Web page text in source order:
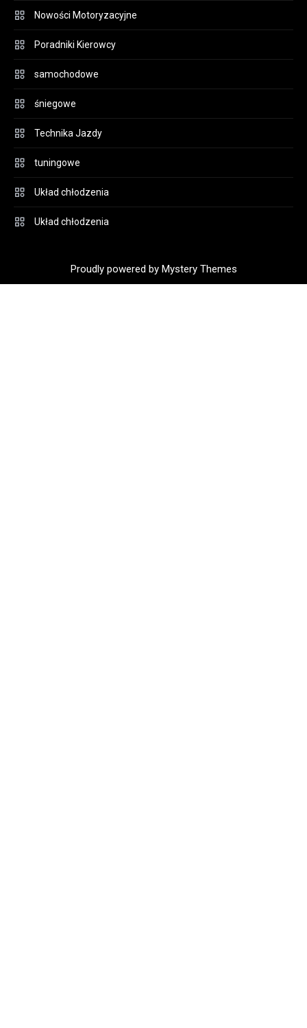
Nowości Motoryzacyjne
Poradniki Kierowcy
samochodowe
śniegowe
Technika Jazdy
tuningowe
Układ chłodzenia
Układ chłodzenia
Proudly powered by Mystery Themes